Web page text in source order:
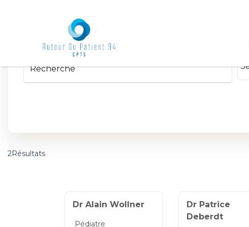
2Résultats
Dr Alain Wollner
Pédiatre
Dr Patrice
Deberdt